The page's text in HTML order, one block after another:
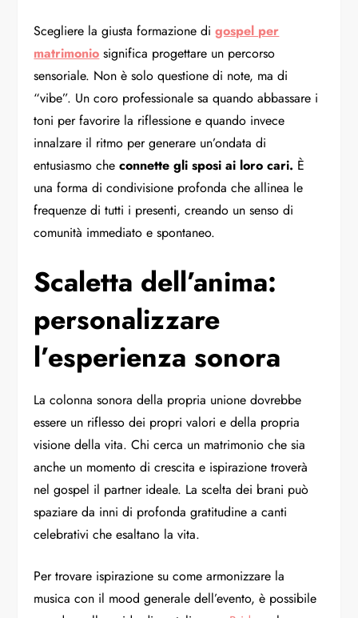
Scegliere la giusta formazione di gospel per
matrimonio significa progettare un percorso
sensoriale. Non è solo questione di note, ma di
“vibe”. Un coro professionale sa quando abbassare i
toni per favorire la riflessione e quando invece
innalzare il ritmo per generare un’ondata di
entusiasmo checonnette gli sposi ai loro cari. È
una forma di condivisione profonda che allinea le
frequenze di tutti i presenti, creando un senso di
comunità immediato e spontaneo.
Scaletta dell’anima:
personalizzare
l’esperienza sonora
La colonna sonora della propria unione dovrebbe
essere un riflesso dei propri valori e della propria
visione della vita. Chi cerca un matrimonio che sia
anche un momento di crescita e ispirazione troverà
nel gospel il partner ideale. La scelta dei brani può
spaziare da inni di profonda gratitudine a canti
celebrativi che esaltano la vita.
Per trovare ispirazione su come armonizzare la
musica con il mood generale dell’evento, è possibile